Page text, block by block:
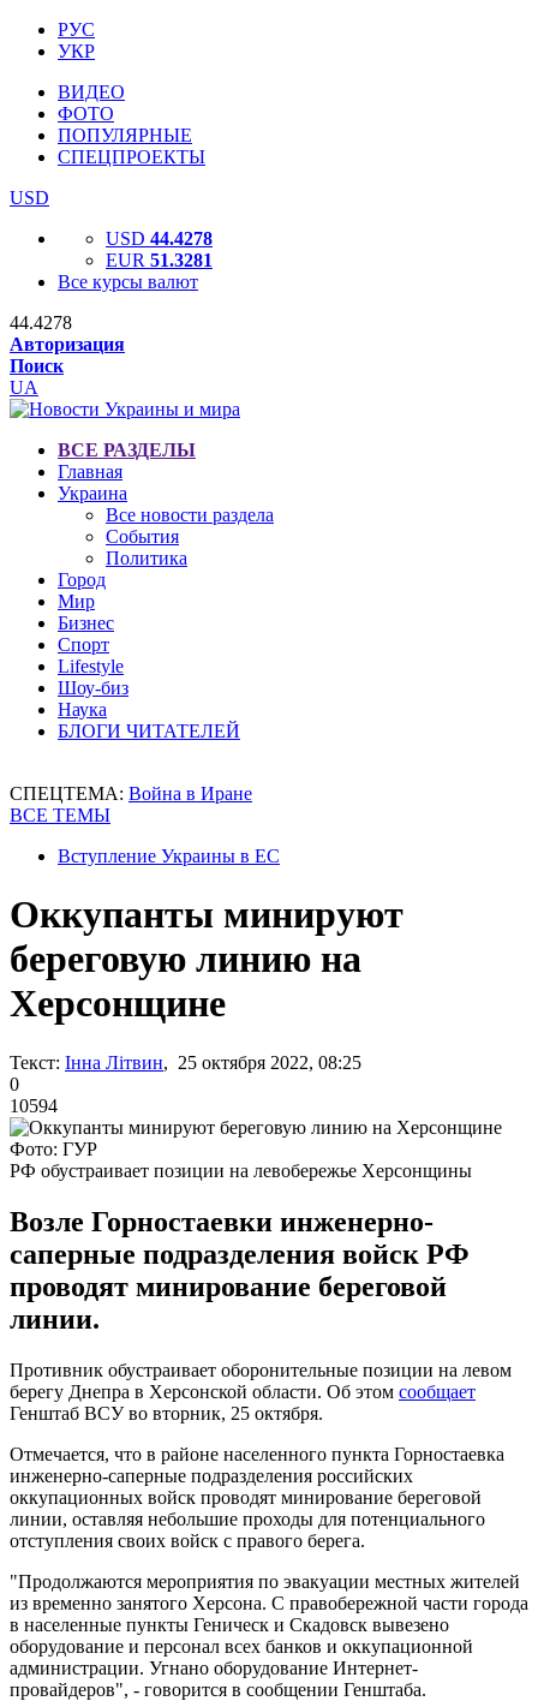
РУС
УКР
ВИДЕО
ФОТО
ПОПУЛЯРНЫЕ
СПЕЦПРОЕКТЫ
USD
USD 44.4278
EUR 51.3281
Все курсы валют
44.4278
Авторизация
Поиск
UA
ВСЕ РАЗДЕЛЫ
Главная
Украина
Все новости раздела
События
Политика
Город
Мир
Бизнес
Спорт
Lifestyle
Шоу-биз
Наука
БЛОГИ ЧИТАТЕЛЕЙ
СПЕЦТЕМА: Война в Иране
ВСЕ ТЕМЫ
Вступление Украины в ЕС
Оккупанты минируют
береговую линию на
Херсонщине
Текст: Інна Літвин, 25 октября 2022, 08:25
0
10594
Фото: ГУР
РФ обустраивает позиции на левобережье Херсонщины
Возле Горностаевки инженерно-
саперные подразделения войск РФ
проводят минирование береговой
линии.
Противник обустраивает оборонительные позиции на левом
берегу Днепра в Херсонской области. Об этом сообщает
Генштаб ВСУ во вторник, 25 октября.
Отмечается, что в районе населенного пункта Горностаевка
инженерно-саперные подразделения российских
оккупационных войск проводят минирование береговой
линии, оставляя небольшие проходы для потенциального
отступления своих войск с правого берега.
"Продолжаются мероприятия по эвакуации местных жителей
из временно занятого Херсона. С правобережной части города
в населенные пункты Геническ и Скадовск вывезено
оборудование и персонал всех банков и оккупационной
администрации. Угнано оборудование Интернет-
провайдеров", - говорится в сообщении Генштаба.